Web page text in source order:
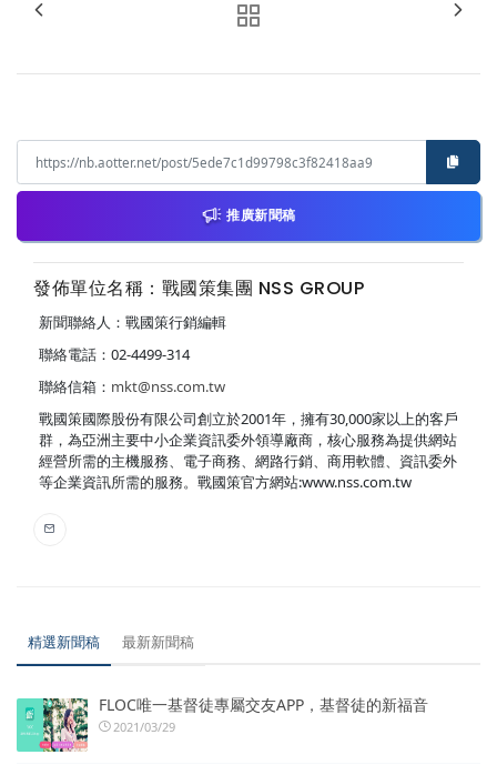
推廣新聞稿
發佈單位名稱：戰國策集團 NSS GROUP
新聞聯絡人：戰國策行銷編輯
聯絡電話：02-4499-314
聯絡信箱： mkt@nss.com.tw
戰國策國際股份有限公司創立於2001年，擁有30,000家以上的客戶
群，為亞洲主要中小企業資訊委外領導廠商，核心服務為提供網站
經營所需的主機服務、電子商務、網路行銷、商用軟體、資訊委外
等企業資訊所需的服務。戰國策官方網站:www.nss.com.tw
精選新聞稿 最新新聞稿
FLOC唯一基督徒專屬交友APP，基督徒的新福音
2021/03/29